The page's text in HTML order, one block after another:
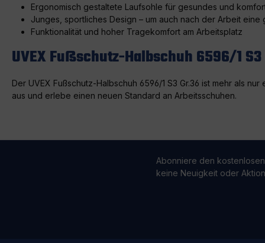
Ergonomisch gestaltete Laufsohle für gesundes und
Junges, sportliches Design – um auch nach der Arbeit eine
Funktionalität und hoher Tragekomfort am Arbeitsplatz
UVEX Fußschutz-Halbschuh 6596/1
Der UVEX Fußschutz-Halbschuh 6596/1 S3 Gr.36 ist mehr als
aus und erlebe einen neuen Standard an Arbeitsschuhen.
Abonniere den
keine Neuigkeit oder